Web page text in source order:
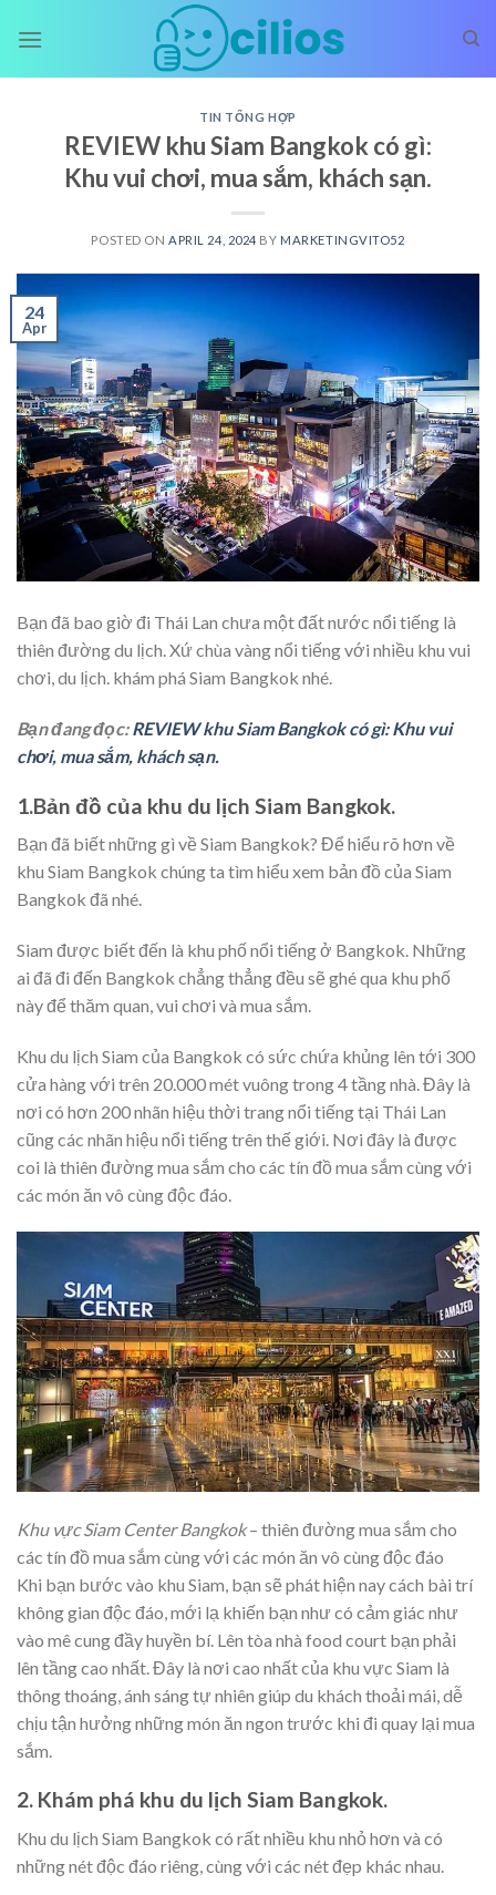
TIN TỔNG HỢP
REVIEW khu Siam Bangkok có gì:
Khu vui chơi, mua sắm, khách sạn.
POSTED ON APRIL 24, 2024 BY MARKETINGVITO52
24
Apr
Bạn đã bao giờ đi Thái Lan chưa một đất nước nổi tiếng là
thiên đường du lịch. Xứ chùa vàng nổi tiếng với nhiều khu vui
chơi, du lịch. khám phá Siam Bangkok nhé.
Bạn đang đọc:REVIEW khu Siam Bangkok có gì: Khu vui
chơi, mua sắm, khách sạn.
1.Bản đồ của khu du lịch Siam Bangkok.
Bạn đã biết những gì về Siam Bangkok? Để hiểu rõ hơn về
khu Siam Bangkok chúng ta tìm hiểu xem bản đồ của Siam
Bangkok đã nhé.
Siam được biết đến là khu phố nổi tiếng ở Bangkok. Những
ai đã đi đến Bangkok chẳng thẳng đều sẽ ghé qua khu phố
này để thăm quan, vui chơi và mua sắm.
Khu du lịch Siam của Bangkok có sức chứa khủng lên tới 300
cửa hàng với trên 20.000 mét vuông trong 4 tầng nhà. Đây là
nơi có hơn 200 nhãn hiệu thời trang nổi tiếng tại Thái Lan
cũng các nhãn hiệu nổi tiếng trên thế giới. Nơi đây là được
coi là thiên đường mua sắm cho các tín đồ mua sắm cùng với
các món ăn vô cùng độc đáo.
Khu vực Siam Center Bangkok– thiên đường mua sắm cho
các tín đồ mua sắm cùng với các món ăn vô cùng độc đáo
Khi bạn bước vào khu Siam, bạn sẽ phát hiện nay cách bài trí
không gian độc đáo, mới lạ khiến bạn như có cảm giác như
vào mê cung đầy huyền bí. Lên tòa nhà food court bạn phải
lên tầng cao nhất. Đây là nơi cao nhất của khu vực Siam là
thông thoáng, ánh sáng tự nhiên giúp du khách thoải mái, dễ
chịu tận hưởng những món ăn ngon trước khi đi quay lại mua
sắm.
2. Khám phá khu du lịch Siam Bangkok.
Khu du lịch Siam Bangkok có rất nhiều khu nhỏ hơn và có
những nét độc đáo riêng, cùng với các nét đẹp khác nhau.